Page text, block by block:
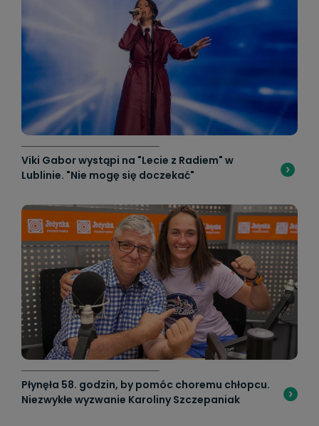
Viki Gabor wystąpi na "Lecie z Radiem" w
Lublinie. "Nie mogę się doczekać"
Płynęła 58. godzin, by pomóc choremu chłopcu.
Niezwykłe wyzwanie Karoliny Szczepaniak